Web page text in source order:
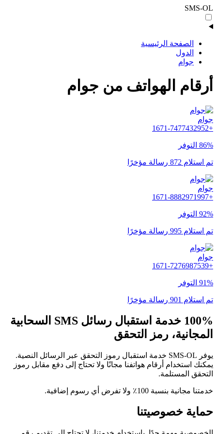
SMS-OL
الصفحة الرئيسية
الدول
جوام
أرقام الهواتف من جوام
جوام
+1671-7477432952
86% التوفر
تم استلام 872 رسالة مؤخرًا
جوام
+1671-8882971997
92% التوفر
تم استلام 995 رسالة مؤخرًا
جوام
+1671-7276987539
91% التوفر
تم استلام 901 رسالة مؤخرًا
100% خدمة استقبال رسائل SMS السحابية
المجانية، رمز التحقق
يوفر SMS-OL خدمة استقبال رموز التحقق عبر الرسائل النصية.
يمكنك استخدام أرقام هواتفنا مجانًا ولا تحتاج إلى دفع مقابل رموز
التحقق المستلمة.
خدمتنا مجانية بنسبة 100٪ ولا تفرض أي رسوم إضافية.
حماية خصوصيتنا